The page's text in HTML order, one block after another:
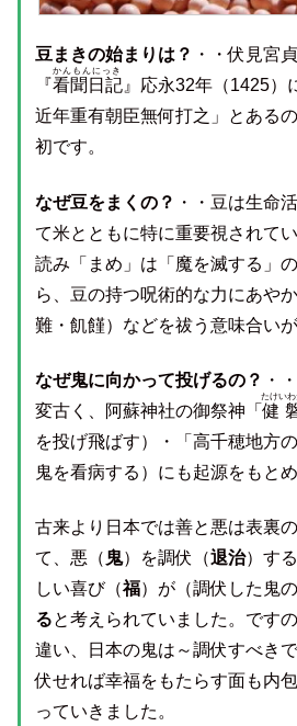
豆まきの始まりは？ ・・伏見宮
『看聞日記
かんもんにっき
』応永32年（1425）
近年重有朝臣無何打之」とある
初です。
なぜ豆をまくの？ ・・豆は生命
て米とともに特に重要視されて
読み「まめ」は「魔を滅する」
ら、豆の持つ呪術的な力にあや
難・飢饉）などを祓う意味合い
なぜ鬼に向かって投げるの？ ・
変古く、阿蘇神社の御祭神「健
たけいわ
を投げ飛ばす）・「高千穂地方
鬼を看病する）にも起源をもと
古来より日本では善と悪は表裏
て、悪（ 鬼）を調伏（退治）す
しい喜び（福）が（調伏した鬼
ると考えられていました。です
違い、日本の鬼は～調伏すべき
伏せれば幸福をもたらす面も内
っていきました。